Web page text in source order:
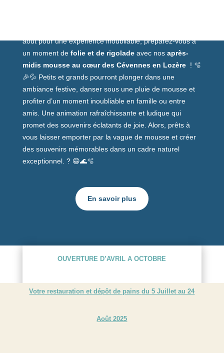
août pour une expérience inoubliable, préparez-vous à
un moment de folie et de rigoladeavec nos après-
midis mousse au cœur des Cévennes en Lozère ! 🫧
🎉💦 Petits et grands pourront plonger dans une
ambiance festive, danser sous une pluie de mousse et
profiter d’un moment inoubliable en famille ou entre
amis. Une animation rafraîchissante et ludique qui
promet des souvenirs éclatants de joie. Alors, prêts à
vous laisser emporter par la vague de mousse et créer
des souvenirs mémorables dans un cadre naturel
exceptionnel. ? 😄🌊🫧
En savoir plus
OUVERTURE D’AVRIL A OCTOBRE
Votre restauration et dépôt de painsdu 5 Juillet au 24
Août 2025